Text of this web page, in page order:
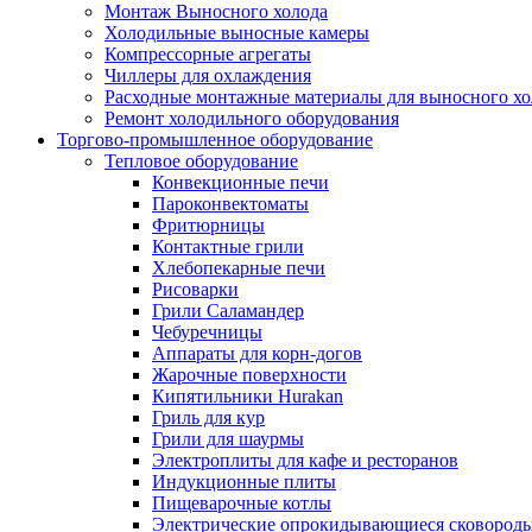
Монтаж Выносного холода
Холодильные выносные камеры
Компрессорные агрегаты
Чиллеры для охлаждения
Расходные монтажные материалы для выносного
Ремонт холодильного оборудования
Торгово-промышленное оборудование
Тепловое оборудование
Конвекционные печи
Пароконвектоматы
Фритюрницы
Контактные грили
Хлебопекарные печи
Рисоварки
Грили Саламандер
Чебуречницы
Аппараты для корн-догов
Жарочные поверхности
Кипятильники Hurakan
Гриль для кур
Грили для шаурмы
Электроплиты для кафе и ресторанов
Индукционные плиты
Пищеварочные котлы
Электрические опрокидывающиеся